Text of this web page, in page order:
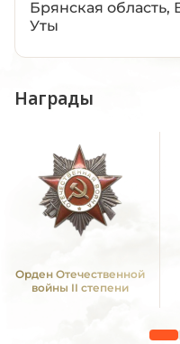
Брянская область,
Уты
Награды
Орден Отечественной
войны II степени